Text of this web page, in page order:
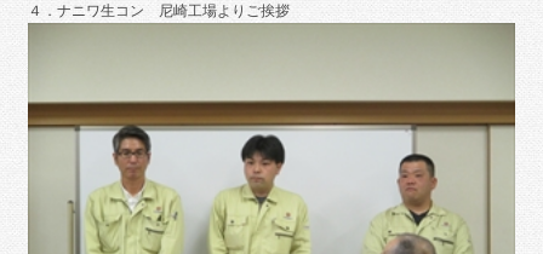
４．ナニワ生コン 尼崎工場よりご挨拶